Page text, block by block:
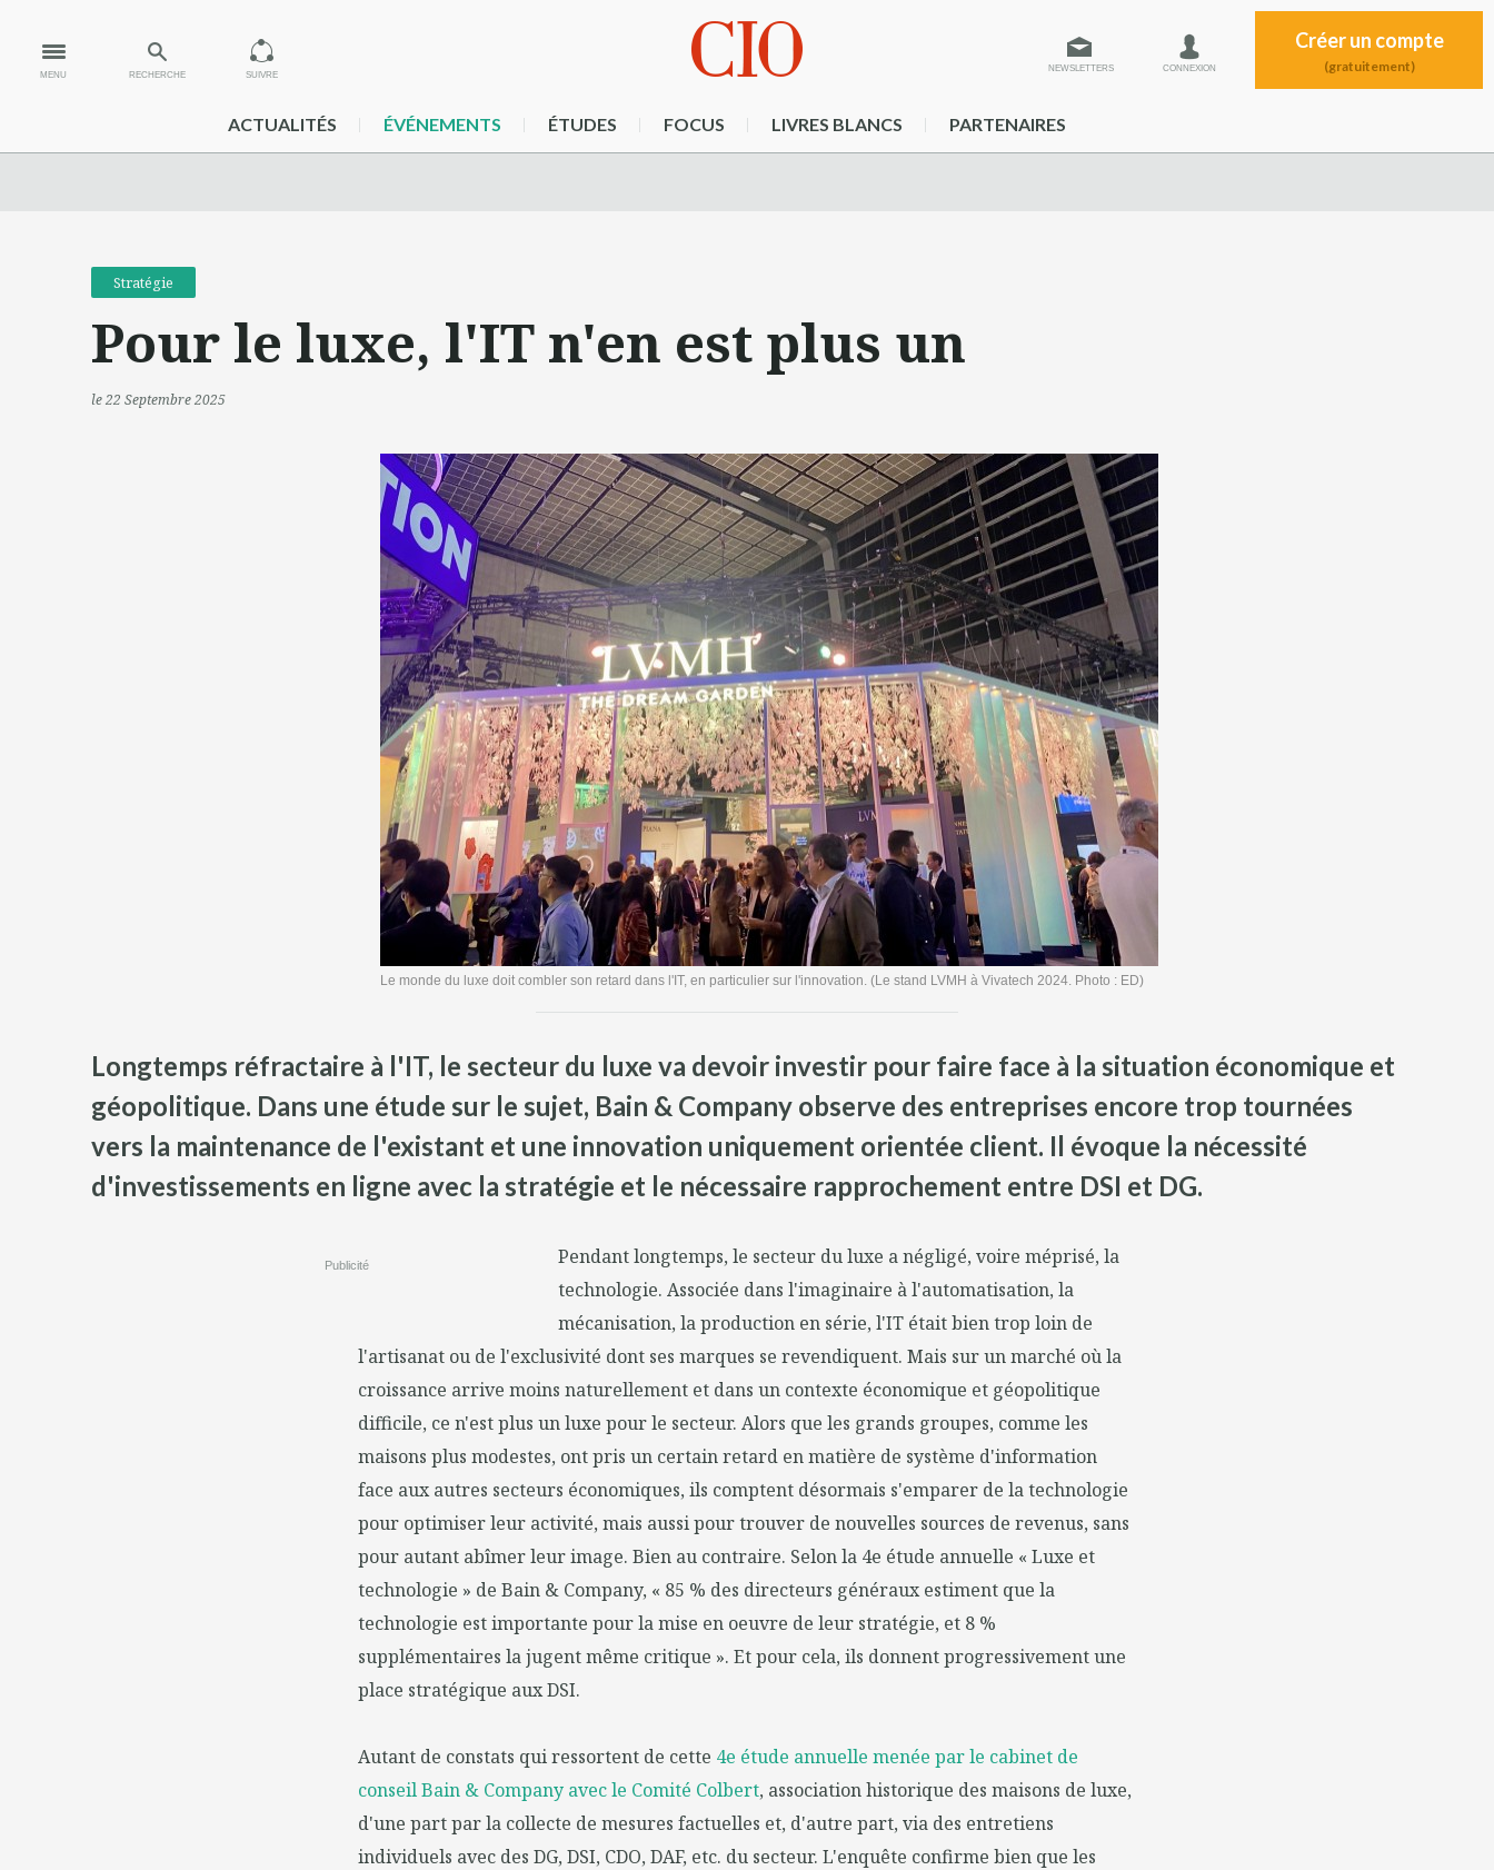
MENU RECHERCHE SUIVRE
NEWSLETTERS CONNEXION
Créer un compte
(gratuitement)
ACTUALITÉS ÉVÉNEMENTS ÉTUDES FOCUS LIVRES BLANCS PARTENAIRES
Stratégie
Pour le luxe, l'IT n'en est plus un
le 22 Septembre 2025
Le monde du luxe doit combler son retard dans l'IT, en particulier sur l'innovation. (Le stand LVMH à Vivatech 2024. Photo : ED)
Longtemps réfractaire à l'IT, le secteur du luxe va devoir investir pour faire face à la situation économique et
géopolitique. Dans une étude sur le sujet, Bain & Company observe des entreprises encore trop tournées
vers la maintenance de l'existant et une innovation uniquement orientée client. Il évoque la nécessité
d'investissements en ligne avec la stratégie et le nécessaire rapprochement entre DSI et DG.
Publicité
Pendant longtemps, le secteur du luxe a négligé, voire méprisé, la
technologie. Associée dans l'imaginaire à l'automatisation, la
mécanisation, la production en série, l'IT était bien trop loin de
l'artisanat ou de l'exclusivité dont ses marques se revendiquent. Mais sur un marché où la
croissance arrive moins naturellement et dans un contexte économique et géopolitique
difficile, ce n'est plus un luxe pour le secteur. Alors que les grands groupes, comme les
maisons plus modestes, ont pris un certain retard en matière de système d'information
face aux autres secteurs économiques, ils comptent désormais s'emparer de la technologie
pour optimiser leur activité, mais aussi pour trouver de nouvelles sources de revenus, sans
pour autant abîmer leur image. Bien au contraire. Selon la 4e étude annuelle « Luxe et
technologie » de Bain & Company, « 85 % des directeurs généraux estiment que la
technologie est importante pour la mise en oeuvre de leur stratégie, et 8 %
supplémentaires la jugent même critique ». Et pour cela, ils donnent progressivement une
place stratégique aux DSI.
Autant de constats qui ressortent de cette 4e étude annuelle menée par le cabinet de
conseil Bain & Company avec le Comité Colbert, association historique des maisons de luxe,
d'une part par la collecte de mesures factuelles et, d'autre part, via des entretiens
individuels avec des DG, DSI, CDO, DAF, etc. du secteur. L'enquête confirme bien que les